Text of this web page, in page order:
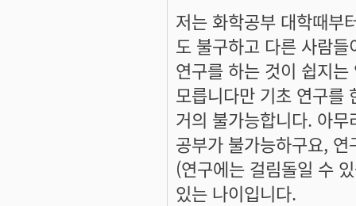
저는 화학공부 대학때부
도 불구하고 다른 사람
연구를 하는 것이 쉽지
모릅니다만 기초 연구를
거의 불가능합니다. 아
공부가 불가능하구요,
(연구에는 걸림돌일 수
있는 나이입니다.